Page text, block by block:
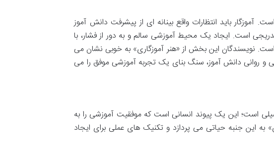
باید انتظارات واقع بینانه ای از پیشرفت دانش آموز
است. ایجاد یک محیط آموزشی سالم و به دور از فشار، با
است. نویسندگان این بخش از «هنر آموزگاری» به خوبی نشان می
و روانی دانش آموز، سنگ بنای یک تجربه آموزشی موفق را می
است؛ این یک پیوند انسانی است که موفقیت آموزشی را به
این جنبه حیاتی می پردازد و تکنیک های عملی برای ایجاد